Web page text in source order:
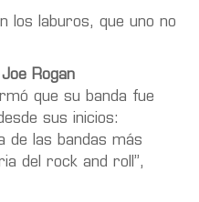
los laburos, que uno no
Joe Rogan
que su banda fue
sus inicios:
de las bandas más
del rock and roll”,